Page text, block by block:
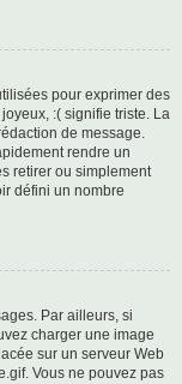
pour exprimer des
:( signifie triste. La
de message.
rendre un
retirer ou simplement
défini un nombre
Par ailleurs, si
charger une image
sur un serveur Web
Vous ne pouvez pas